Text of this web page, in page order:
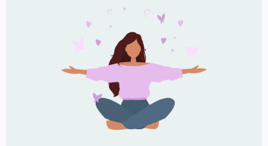
Чому двоє людей бачать одну й ту саму історію
по‑різному: що каже нейронаука
Чому культура звинувачення стала нормою — і як
зменшити її вплив у стосунках і на роботі
8 Липня, 2026